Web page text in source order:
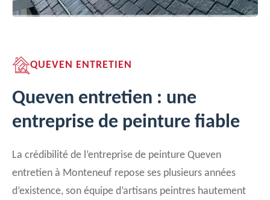
QUEVEN ENTRETIEN
Queven entretien : une
entreprise de peinture fiable
La crédibilité de l’entreprise de peinture Queven
entretien à Monteneuf repose ses plusieurs années
d’existence, son équipe d’artisans peintres hautement